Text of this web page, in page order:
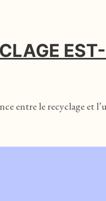
entre le recyclage et